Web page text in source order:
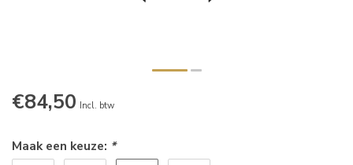
€84,50 Incl. btw
Maak een keuze: *